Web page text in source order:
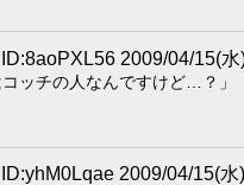
ID:8aoPXL56 2009/04/15(
コッチの人なんですけど…？」
ID:yhM0Lqae 2009/04/15(水